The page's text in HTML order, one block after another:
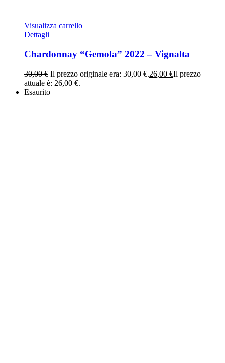
Visualizza carrello
Dettagli
Chardonnay “Gemola” 2022 – Vignalta
30,00€ Il prezzo originale era: 30,00 €.26,00 €Il prezzo
attuale è: 26,00 €.
Esaurito